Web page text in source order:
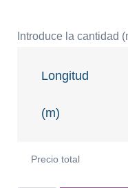
Introduce la cantidad
Longitud
(m)
Precio total